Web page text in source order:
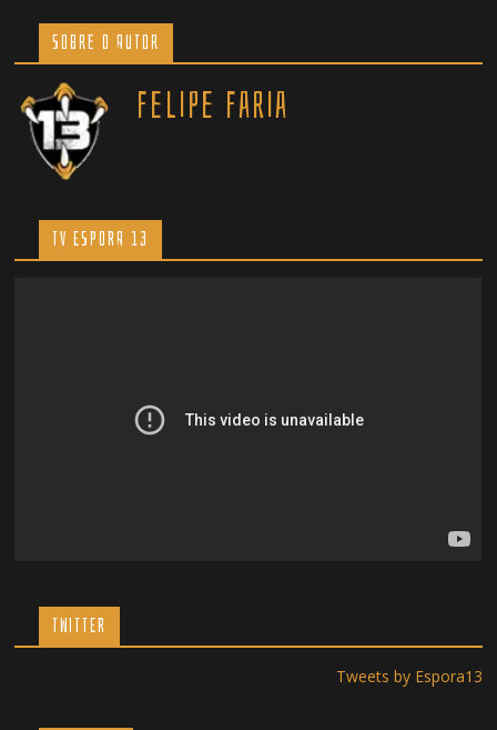
Sobre o Autor
Felipe Faria
TV ESPORA 13
TWITTER
Tweets by Espora13